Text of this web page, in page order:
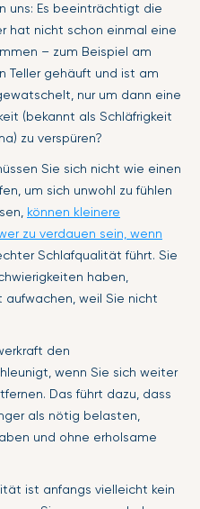
uns: Es beeinträchtigt die
hat nicht schon einmal eine
– zum Beispiel am
Teller gehäuft und ist am
nur um dann eine
(bekannt als Schläfrigkeit
zu verspüren?
Sie sich nicht wie einen
um sich unwohl zu fühlen
können kleinere
zu verdauen sein, wenn
Schlafqualität führt. Sie
haben,
aufwachen, weil Sie nicht
den
wenn Sie sich weiter
Das führt dazu, dass
als nötig belasten,
und ohne erholsame
ist anfangs vielleicht kein